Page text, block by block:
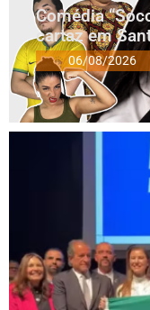
Comédia
cartaz em
06/08/2026